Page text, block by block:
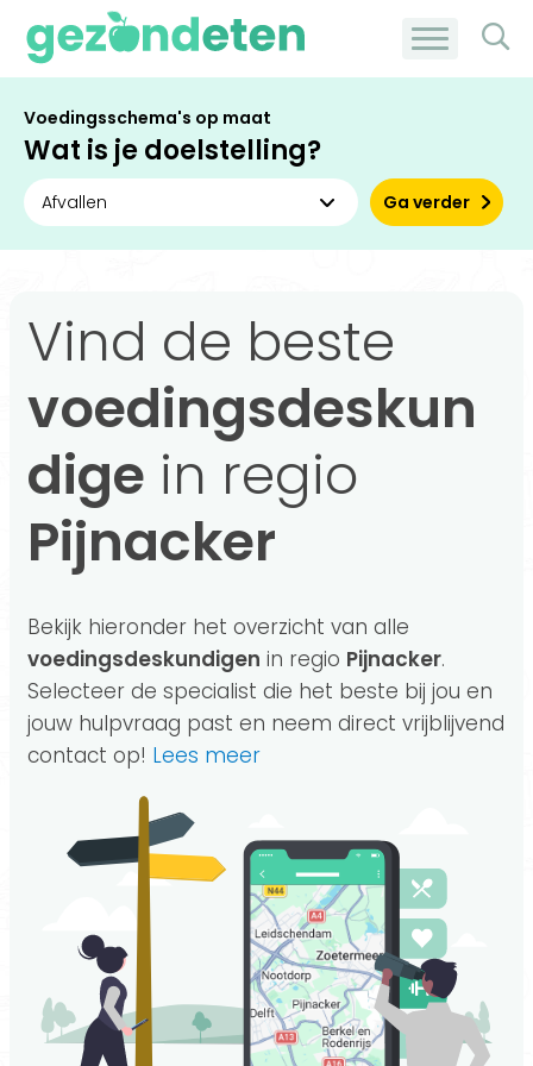
Voedingsschema's op maat
Wat is je doelstelling?
Ga verder
Vind de beste
voedingsdeskun
dige in regio
Pijnacker
Bekijk hieronder het overzicht van alle
voedingsdeskundigen in regio Pijnacker.
Selecteer de specialist die het beste bij jou en
jouw hulpvraag past en neem direct vrijblijvend
contact op! Lees meer